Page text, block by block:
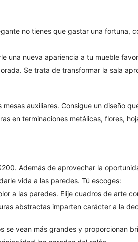
no tienes que gastar una fortuna,
una nueva apariencia a tu mueble
Se trata de transformar la sala
mesas auxiliares. Consigue un diseño
en terminaciones metálicas, flores,
Además de aprovechar la
vida a las paredes. Tú escoges:
a las paredes. Elije cuadros de arte
abstractas imparten carácter a la
se vean más grandes y proporcionan